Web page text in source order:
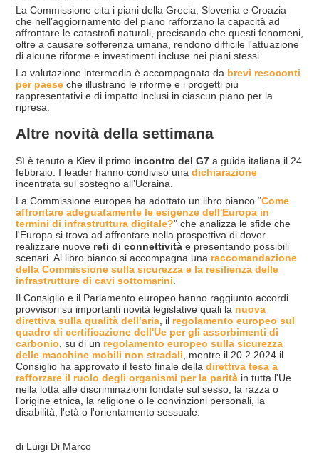
La Commissione cita i piani della Grecia, Slovenia e Croazia
che nell’aggiornamento del piano rafforzano la capacità ad
affrontare le catastrofi naturali, precisando che questi fenomeni,
oltre a causare sofferenza umana, rendono difficile l'attuazione
di alcune riforme e investimenti incluse nei piani stessi.
La valutazione intermedia è accompagnata da brevi resoconti
per paese che illustrano le riforme e i progetti più
rappresentativi e di impatto inclusi in ciascun piano per la
ripresa.
Altre novità della settimana
Sì è tenuto a Kiev il primo incontro del G7 a guida italiana il 24
febbraio. I leader hanno condiviso una dichiarazione
incentrata sul sostegno all’Ucraina.
La Commissione europea ha adottato un libro bianco “Come
affrontare adeguatamente le esigenze dell'Europa in
termini di infrastruttura digitale?" che analizza le sfide che
l'Europa si trova ad affrontare nella prospettiva di dover
realizzare nuove reti di connettività e presentando possibili
scenari. Al libro bianco si accompagna una raccomandazione
della Commissione sulla sicurezza e la resilienza delle
infrastrutture di cavi sottomarini
Il Consiglio e il Parlamento europeo hanno raggiunto accordi
provvisori su importanti novità legislative quali la nuova
direttiva sulla qualità dell’aria , il regolamento europeo sul
quadro di certificazione dell'Ue per gli assorbimenti di
carbonio , su di un regolamento europeo sulla sicurezza
delle macchine mobili non stradali , mentre il 20.2.2024 il
Consiglio ha approvato il testo finale della direttiva tesa a
rafforzare il ruolo degli organismi per la parità in tutta l'Ue
nella lotta alle discriminazioni fondate sul sesso, la razza o
l'origine etnica, la religione o le convinzioni personali, la
disabilità, l'età o l'orientamento sessuale.
di Luigi Di Marco